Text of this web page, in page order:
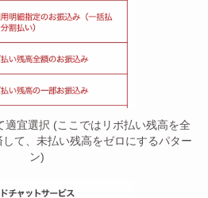
適宜選択 (ここではリボ払い残高を全
て、未払い残高をゼロにするパター
ン)